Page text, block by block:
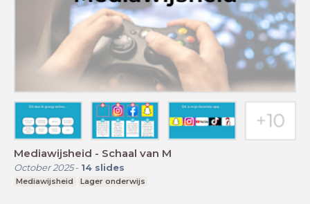
Mediawijsheid - Schaal van M
October 2025- 14 slides
Mediawijsheid Lager onderwijs